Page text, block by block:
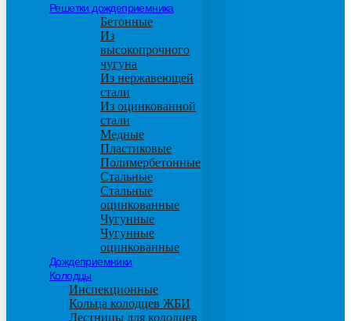
Решетки дождеприемника
Бетонные
Из
высокопрочного
чугуна
Из нержавеющей
стали
Из оцинкованной
стали
Медные
Пластиковые
Полимербетонные
Стальные
Стальные
оцинкованные
Чугунные
Чугунные
оцинкованные
Дождеприемники
Колодцы
Инспекционные
Кольца колодцев ЖБИ
Лестницы для колодцев